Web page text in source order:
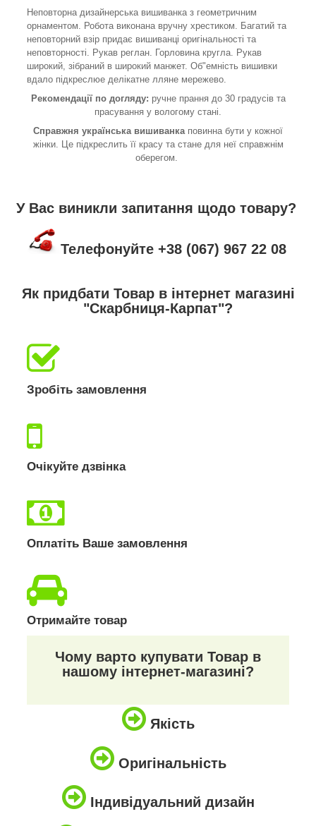
Неповторна дизайнерська вишиванка з геометричним
орнаментом. Робота виконана вручну хрестиком. Багатий та
неповторний взір придає вишиванці оригінальності та
неповторності. Рукав реглан. Горловина кругла. Рукав
широкий, зібраний в широкий манжет. Об"емність вишивки
вдало підкреслюе делікатне лляне мережево.
Рекомендації по догляду: ручне прання до 30 градусів та
прасування у вологому стані.
Справжня українська вишиванкаповинна бути у кожної
жінки. Це підкреслить її красу та стане для неї справжнім
оберегом.
У Вас виникли запитання щодо товару?
Телефонуйте +38 (067) 967 22 08
Як придбати Товар в інтернет магазині
"Скарбниця-Карпат"?
Зробіть замовлення
Очікуйте дзвінка
Оплатіть Ваше замовлення
Отримайте товар
Чому варто купувати Товар в
нашому інтернет-магазині?
Якість
Оригінальність
Індивідуальний дизайн